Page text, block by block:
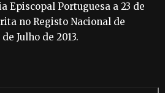
Episcopal Portuguesa a 23 de
no Registo Nacional de
Julho de 2013.